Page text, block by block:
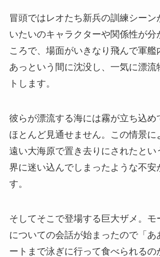
冒頭ではレオたち新兵の訓練シーン
いたいのキャラクターや関係性が分
ころで、場面がいきなり飛んで軍艦
あっという間に沈没し、一気に漂流
トします。
彼らが漂流する海には霧が立ち込め
ほとんど見通せません。この情景に
遠い大海原で置き去りにされたとい
界に迷い込んでしまったような不安
す。
そしてそこで登場する巨大ザメ。モ
についての会話が始まったので「あ
ートまで泳ぎに行って食べられるの